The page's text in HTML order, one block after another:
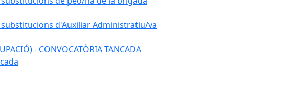
d'Auxiliar Administratiu/va
- CONVOCATÒRIA TANCADA